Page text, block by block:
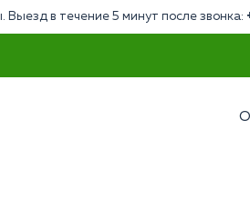
в течение 5 минут после звонка:
О